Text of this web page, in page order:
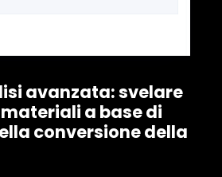
avanzata: svelare
a base di
conversione della